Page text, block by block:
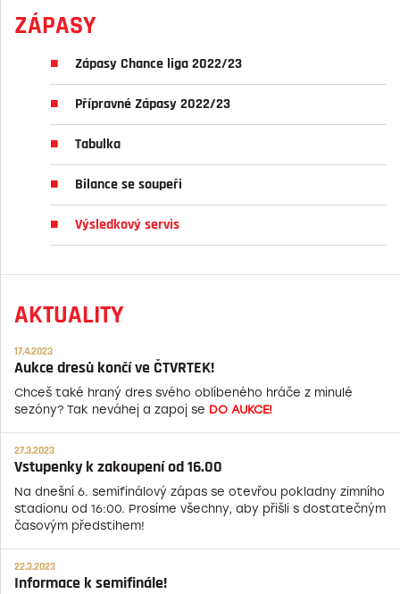
ZÁPASY
Zápasy Chance liga 2022/23
Přípravné Zápasy 2022/23
Tabulka
Bilance se soupeři
Výsledkový servis
AKTUALITY
17.4.2023
Aukce dresů končí ve ČTVRTEK!
Chceš také hraný dres svého oblíbeného hráče z minulé
sezóny? Tak neváhej a zapoj se DO AUKCE!
27.3.2023
Vstupenky k zakoupení od 16.00
Na dnešní 6. semifinálový zápas se otevřou pokladny zimního
stadionu od 16:00. Prosíme všechny, aby přišli s dostatečným
časovým předstihem!
22.3.2023
Informace k semifinále!